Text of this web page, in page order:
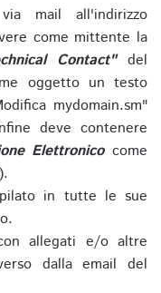
mail all'indirizzo
come mittente la
Contact"del
oggetto un testo
mydomain.sm"
deve contenere
Elettronicocome
in tutte le sue
allegati e/o altre
dalla email del